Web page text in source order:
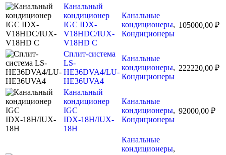
Канальный
кондиционер
IGC IDХ-
V18HDC/IUX-
V18HD C
Канальные
кондиционеры,
Кондиционеры
105000,00 ₽
Сплит-система
LS-
HE36DVA4/LU-
HE36UVA4
Канальные
кондиционеры,
Кондиционеры
222220,00 ₽
Канальный
кондиционер
IGC
IDХ-18H/IUX-
18H
Канальные
кондиционеры,
Кондиционеры
92000,00 ₽
Канальные
кондиционеры,